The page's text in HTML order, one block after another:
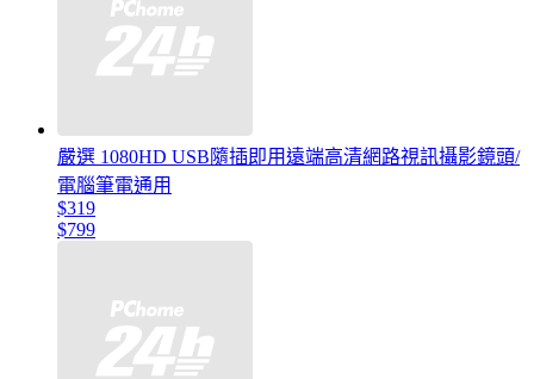
嚴選 1080HD USB隨插即用遠端高清網路視訊攝影鏡頭/
電腦筆電通用
$319
$799